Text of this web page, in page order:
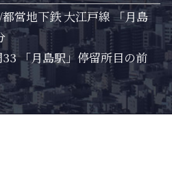
営地下鉄 大江戸線 「月島
「月島駅」停留所目の前